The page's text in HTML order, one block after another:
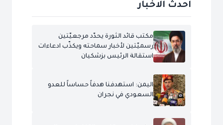
احدث الاخبار
مكتب قائد الثورة يحدّد مرجعيّتين
رسميّتين لأخبار سماحته ويكذّب ادعاءات
استقالة الرئيس بزشكيان
اليمن: استهدفنا هدفاً حساساً للعدو
السعودي في نجران